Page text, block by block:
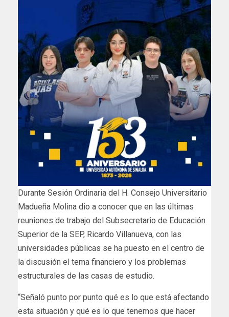
Durante Sesión Ordinaria del H. Consejo Universitario
Madueña Molina dio a conocer que en las últimas
reuniones de trabajo del Subsecretario de Educación
Superior de la SEP, Ricardo Villanueva, con las
universidades públicas se ha puesto en el centro de
la discusión el tema financiero y los problemas
estructurales de las casas de estudio.
“Señaló punto por punto qué es lo que está afectando
esta situación y qué es lo que tenemos que hacer